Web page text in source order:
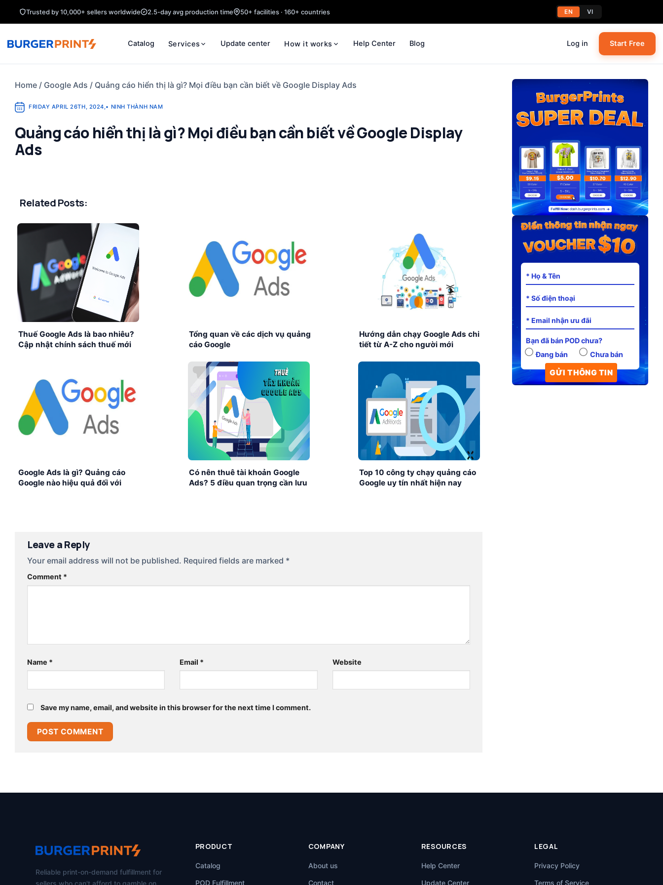
Trusted by 10,000+ sellers worldwide 2.5-day avg production time 50+ facilities · 160+ countries EN VI
Catalog Services Update center How it works Help Center Blog Log in Start Free
Home / Google Ads / Quảng cáo hiển thị là gì? Mọi điều bạn cần biết về Google Display Ads
FRIDAY APRIL 26TH, 2024,• NINH THÀNH NAM
Quảng cáo hiển thị là gì? Mọi điều bạn cần biết về Google Display
Ads
Related Posts:
Thuế Google Ads là bao nhiêu?
Cập nhật chính sách thuế mới
Tổng quan về các dịch vụ quảng
cáo Google
Hướng dẫn chạy Google Ads chi
tiết từ A-Z cho người mới
Google Ads là gì? Quảng cáo
Google nào hiệu quả đối với
Có nên thuê tài khoản Google
Ads? 5 điều quan trọng cần lưu
Top 10 công ty chạy quảng cáo
Google uy tín nhất hiện nay
Leave a Reply
Your email address will not be published. Required fields are marked *
Comment *
Name * Email * Website
Save my name, email, and website in this browser for the next time I comment.
Bạn đã bán POD chưa?
Đang bán
Chưa bán
Reliable print-on-demand fulfillment for
PRODUCT
Catalog
POD Fulfillment
COMPANY
About us
Contact
RESOURCES
Help Center
Update Center
LEGAL
Privacy Policy
Terms of Service